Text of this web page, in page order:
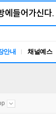
안내 채널예스